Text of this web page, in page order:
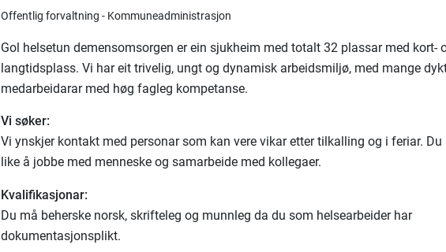
Offentlig forvaltning - Kommuneadministrasjon
Gol helsetun demensomsorgen er ein sjukheim med totalt 32 plassar med kort-
langtidsplass. Vi har eit trivelig, ungt og dynamisk arbeidsmiljø, med mange
medarbeidarar med høg fagleg kompetanse.
Vi søker:
Vi ynskjer kontakt med personar som kan vere vikar etter tilkalling og i feriar. Du
like å jobbe med menneske og samarbeide med kollegaer.
Kvalifikasjonar:
Du må beherske norsk, skrifteleg og munnleg da du som helsearbeider har
dokumentasjonsplikt.